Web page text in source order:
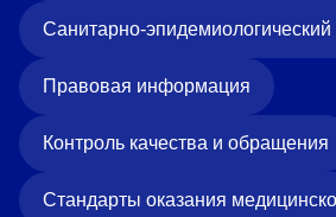
Санитарно-
Правовая информация
Контроль качества и обращения
Стандарты оказания